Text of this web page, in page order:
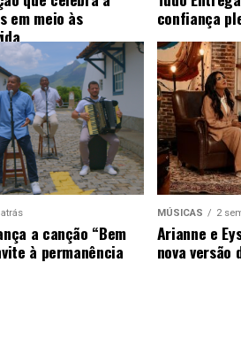
em meio às
confiança
a canção “Bem
à permanência
MÚSICAS 2
Arianne e
nova versão